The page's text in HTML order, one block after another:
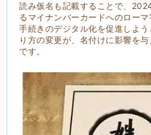
読み仮名も記載することで、
るマイナンバーカードへのロー
手続きのデジタル化を促進しよ
り方の変更が、名付けに影響を
です。